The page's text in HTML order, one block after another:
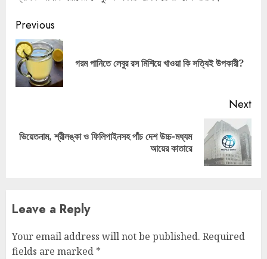
Continue
Reading
Previous
গরম পানিতে লেবুর রস মিশিয়ে খাওয়া কি সত্যিই উপকারী?
Next
Next
ভিয়েতনাম, শ্রীলঙ্কা ও ফিলিপাইনসহ পাঁচ দেশ উচ্চ-মধ্যম
আয়ের কাতারে
Leave a Reply
Your email address will not be published. Required
fields are marked *